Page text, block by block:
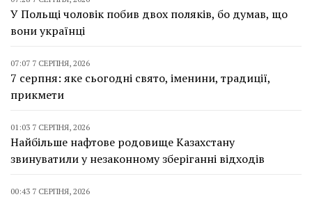
У Польщі чоловік побив двох поляків, бо думав, що
вони українці
07:07 7 СЕРПНЯ, 2026
7 серпня: яке сьогодні свято, іменини, традиції,
прикмети
01:03 7 СЕРПНЯ, 2026
Найбільше нафтове родовище Казахстану
звинуватили у незаконному зберіганні відходів
00:43 7 СЕРПНЯ, 2026